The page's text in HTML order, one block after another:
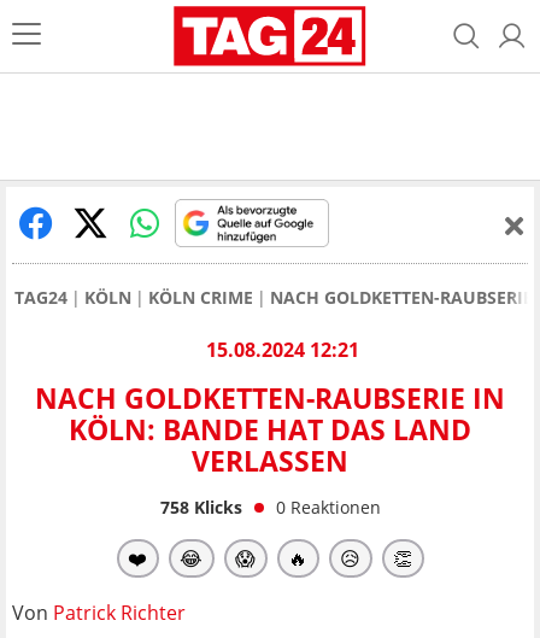
TAG24 KÖLN KÖLN CRIME NACH GOLDKETTEN-
15.08.2024 12:21
NACH GOLDKETTEN-RAUBSERIE IN
KÖLN: BANDE HAT DAS LAND
VERLASSEN
758Klicks 0 Reaktionen
❤️ 😂 😱 🔥 😥 👏
Von Patrick Richter